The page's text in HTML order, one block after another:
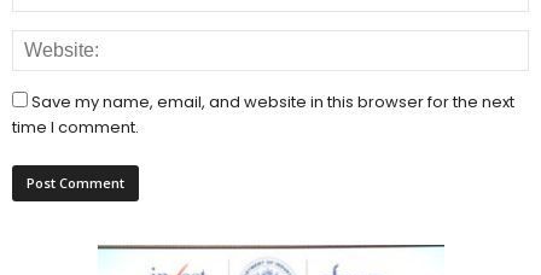
Save my name, email, and website in this browser for the next
time I comment.